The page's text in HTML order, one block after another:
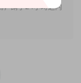
，請于24小時之内